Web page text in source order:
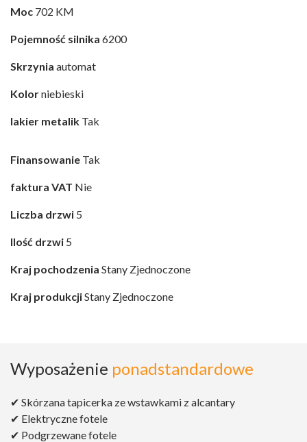
Moc 702 KM
Pojemność silnika 6200
Skrzynia automat
Kolorniebieski
lakier metalik Tak
Finansowanie Tak
faktura VAT Nie
Liczba drzwi 5
Ilość drzwi 5
Kraj pochodzenia Stany Zjednoczone
Kraj produkcjiStany Zjednoczone
Wyposażenie ponadstandardowe
✔ Skórzana tapicerka ze wstawkami z alcantary
✔ Elektryczne fotele
✔ Podgrzewane fotele